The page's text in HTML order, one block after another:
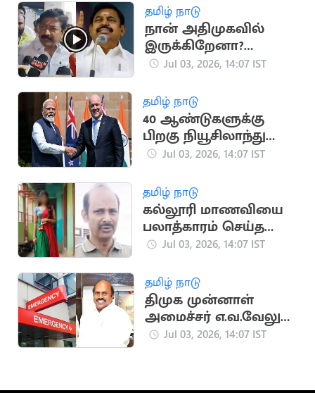
தமிழ் நாடு
நான் அதிமுகவில்
இருக்கிறேனா?
இல்லையா எனக்கே
சி.வி.சண்முகம்
Jul 03, 2026, 14:07 IST
தமிழ் நாடு
40 ஆண்டுகளுக்கு
பிறகு நியூசிலாந்து
செல்லும் இந்திய
Jul 03, 2026, 14:07 IST
தமிழ் நாடு
கல்லூரி மாணவியை
பலாத்காரம் செய்த
பேராசிரியர்
Jul 03, 2026, 14:07 IST
தமிழ் நாடு
திமுக முன்னாள்
அமைச்சர் எ.வ.வேலு
மருத்துவமனையில்
Jul 03, 2026, 14:07 IST